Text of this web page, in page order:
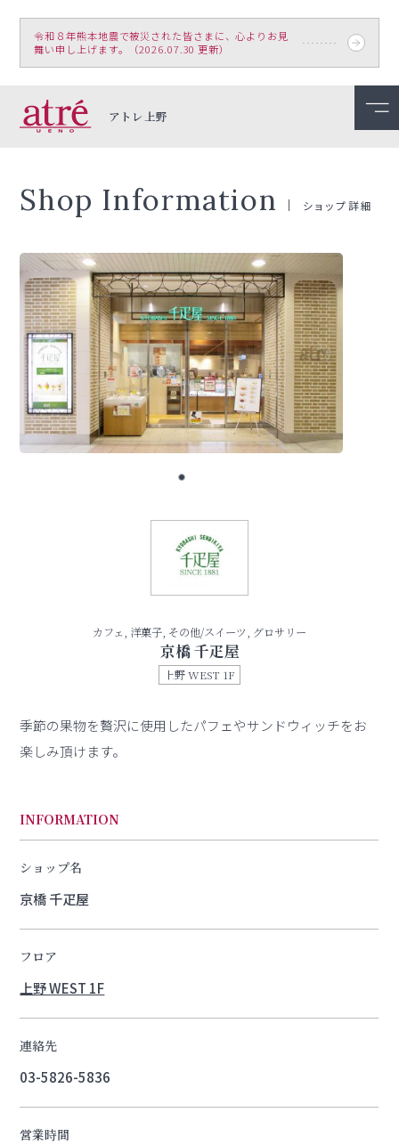
令和８年熊本地震で被災された皆さまに、心よりお見
舞い申し上げます。（2026.07.30 更新）
アトレ上野
Shop Information ショップ詳細
カフェ, 洋菓子, その他/スイーツ, グロサリー
京橋 千疋屋
上野 WEST 1F
季節の果物を贅沢に使用したパフェやサンドウィッチをお
楽しみ頂けます。
INFORMATION
ショップ名
京橋 千疋屋
フロア
上野 WEST 1F
連絡先
03-5826-5836
営業時間